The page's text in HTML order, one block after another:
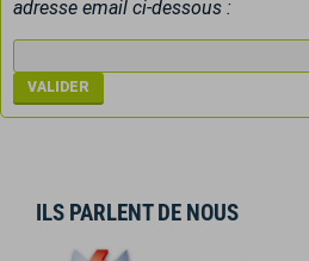
adresse email ci-dessous :
ILS PARLENT DE NOUS